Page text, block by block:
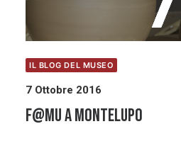
IL BLOG DEL MUSEO
7 Ottobre 2016
F@MU a Montelupo